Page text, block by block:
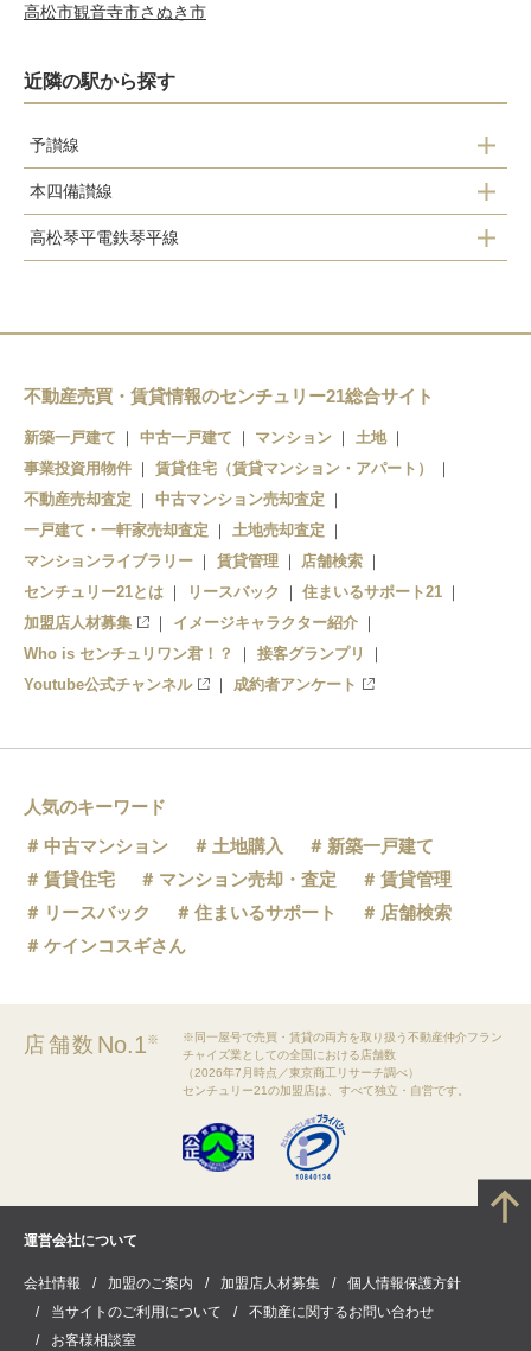
高松市観音寺市さぬき市
近隣の駅から探す
予讃線
丸亀駅
讃岐塩屋駅
本四備讃線
丸亀駅
高松琴平電鉄琴平線
岡田駅
不動産売買・賃貸情報のセンチュリー21総合サイト
新築一戸建て 中古一戸建て マンション
土地
事業投資用物件
賃貸住宅（賃貸マンション・アパート）
不動産売却査定
中古マンション売却査定
一戸建て・一軒家売却査定
土地売却査定
マンションライブラリー
賃貸管理
店舗検索
センチュリー21とは
リースバック
住まいるサポート21
加盟店人材募集
イメージキャラクター紹介
Who is センチュリワン君！？
接客グランプリ
Youtube公式チャンネル
成約者アンケート
人気のキーワード
中古マンション
土地購入
新築一戸建て
賃貸住宅
マンション売却・査定
賃貸管理
リースバック
住まいるサポート
店舗検索
ケインコスギさん
店舗数 No.1※
※同一屋号で売買・賃貸の両方を取り扱う不動産仲介フラン
チャイズ業としての全国における店舗数
（2026年7月時点／東京商工リサーチ調べ）
センチュリー21の加盟店は、すべて独立・自営です。
運営会社について
会社情報 加盟のご案内 加盟店人材募集
個人情報保護方針
当サイトのご利用について
不動産に関するお問い合わせ
お客様相談室